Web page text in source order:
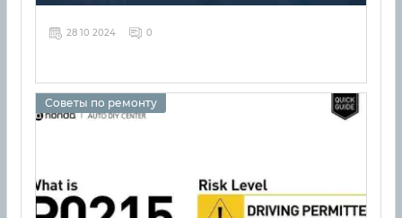
28 10 2024 0
Советы по ремонту